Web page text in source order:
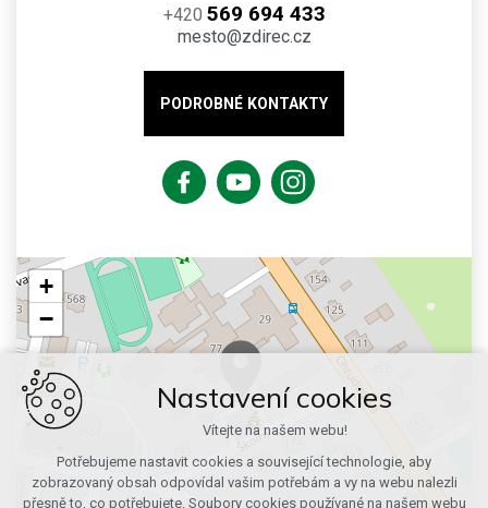
+420 569 694 433
mesto@zdirec.cz
PODROBNÉ KONTAKTY
+
−
Nastavení cookies
Vítejte na našem webu!
Potřebujeme nastavit cookies a související technologie, aby
zobrazovaný obsah odpovídal vašim potřebám a vy na webu nalezli
přesně to, co potřebujete. Soubory cookies používané na našem webu